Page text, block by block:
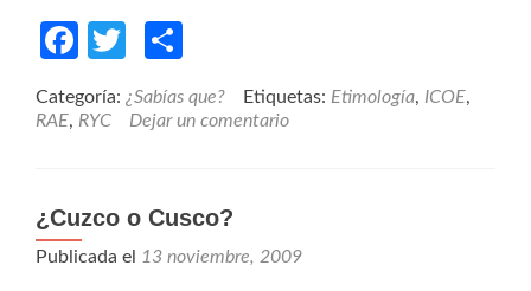
Facebook
Twitter
Categoría: ¿Sabías que? Etiquetas: Etimología, ICOE,
RAE, RYC Dejar un comentario
¿Cuzco o Cusco?
Publicada el 13 noviembre, 2009